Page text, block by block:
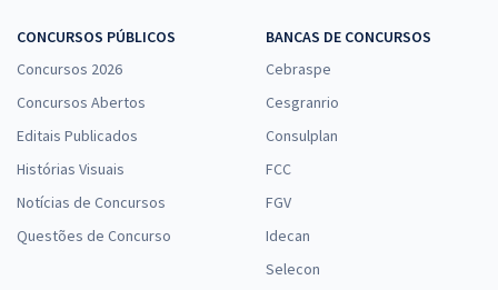
CONCURSOS PÚBLICOS
Concursos 2026
Concursos Abertos
Editais Publicados
Histórias Visuais
Notícias de Concursos
Questões de Concurso
BANCAS DE CONCURSOS
Cebraspe
Cesgranrio
Consulplan
FCC
FGV
Idecan
Selecon